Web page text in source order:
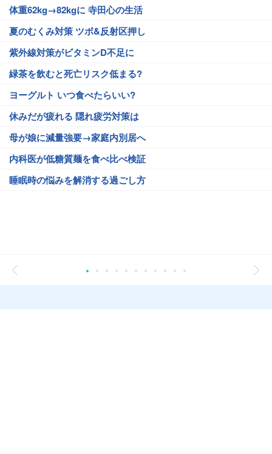
体重62kg→82kgに 寺田心の生活
夏のむくみ対策 ツボ&反射区押し
紫外線対策がビタミンD不足に
緑茶を飲むと死亡リスク低まる?
ヨーグルト いつ食べたらいい?
休みだが疲れる 隠れ疲労対策は
母が娘に減量強要→家庭内別居へ
内科医が低糖質麺を食べ比べ検証
睡眠時の悩みを解消する過ごし方